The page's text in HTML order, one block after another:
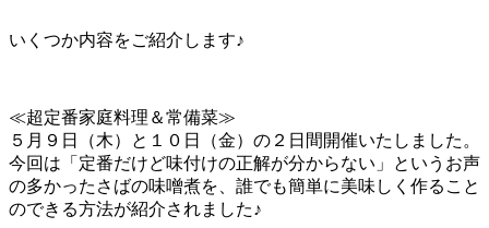
いくつか内容をご紹介します♪
≪超定番家庭料理＆常備菜≫
５月９日（木）と１０日（金）の２日間開催いたしました。
今回は「定番だけど味付けの正解が分からない」というお声
の多かったさばの味噌煮を、誰でも簡単に美味しく作ること
のできる方法が紹介されました♪